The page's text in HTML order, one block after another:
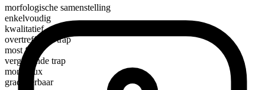
morfologische samenstelling
enkelvoudig
kwalitatief
overtreffende trap
most faux
vergrotende trap
more faux
gradueerbaar